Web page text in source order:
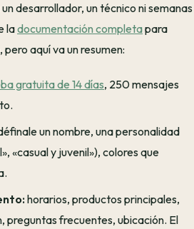
desarrollador, un técnico ni semanas
ladocumentación completapara
aquí va un resumen:
gratuita de 14 días, 250 mensajes
un nombre, una personalidad
«casual y juvenil»), colores que
horarios, productos principales,
preguntas frecuentes, ubicación. El